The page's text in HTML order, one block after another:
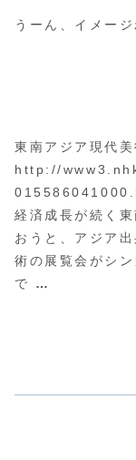
うーん、イメー
東南アジア現代
http://
経済成長が続く
おうと、 アジア出
術の展覧会がシン
で …